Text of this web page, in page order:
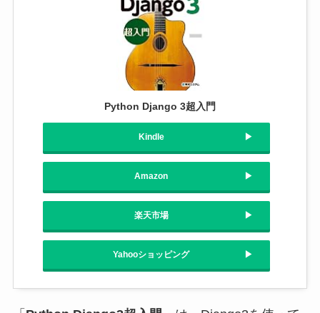
Python Django 3超入門
Kindle
Amazon
楽天市場
Yahooショッピング